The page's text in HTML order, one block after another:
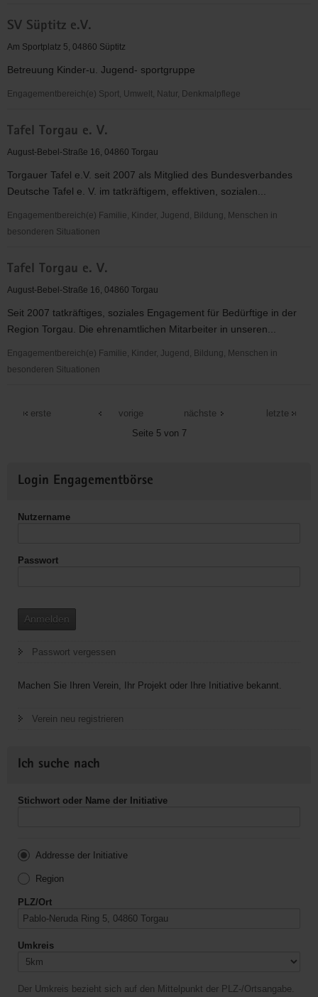
und
-
DW
Oschatz-
SV Süptitz e.V.
Am Sportplatz 5, 04860 Süptitz
Betreuung Kinder-u. Jugend- sportgruppe
Engagementbereich(e) Sport, Umwelt, Natur, Denkmalpflege
Süptitz
e.V.
Tafel Torgau e. V.
August-Bebel-Straße 16, 04860 Torgau
Torgauer Tafel e.V. seit 2007 als Mitglied des Bundesverbandes
Deutsche Tafel e. V. im tatkräftigem, effektiven, sozialen...
Engagementbereich(e) Familie, Kinder, Jugend, Bildung, Menschen in
besonderen Situationen
Torgau
e.
Tafel Torgau e. V.
August-Bebel-Straße 16, 04860 Torgau
Seit 2007 tatkräftiges, soziales Engagement für Bedürftige in der
Region Torgau. Die ehrenamtlichen Mitarbeiter in unseren...
Engagementbereich(e) Familie, Kinder, Jugend, Bildung, Menschen in
besonderen Situationen
erste
vorige
Seite 5 von 7
nächste letzte
Informationen
Login Engagementbörse
Nutzername
Passwort
Anmelden
Passwort vergessen
Machen Sie Ihren Verein, Ihr Projekt oder Ihre Initiative bekannt.
Verein neu registrieren
Ich suche nach
Stichwort oder Name der Initiative
Addresse der Initiative
Region
PLZ/Ort
Umkreis
Der Umkreis bezieht sich auf den Mittelpunkt der PLZ-/Ortsangabe.